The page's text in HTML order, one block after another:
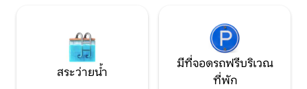
สระว่ายน้ำ
มีที่จอดรถฟรีบริเวณ
ที่พัก